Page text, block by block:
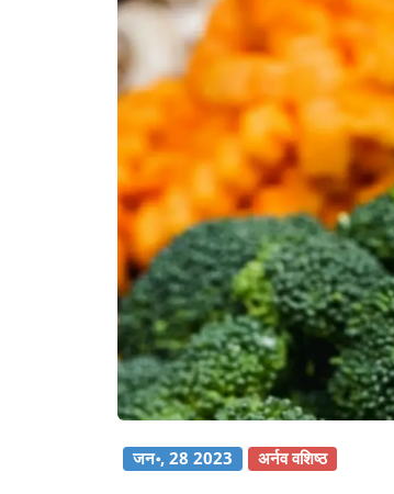
जन॰, 28 2023 अर्नव वशिष्ठ